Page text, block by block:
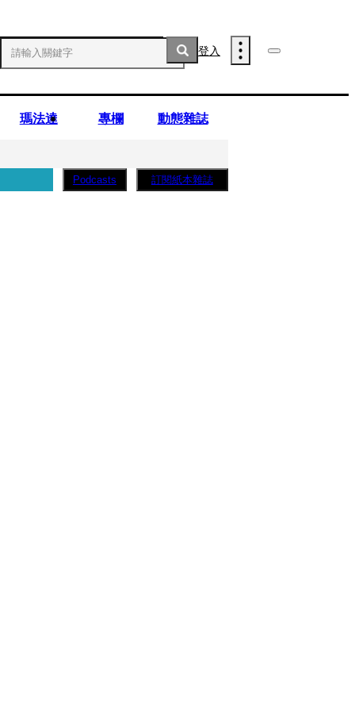
登入
瑪法達 專欄 動態雜誌
Podcasts 訂閱紙本雜誌